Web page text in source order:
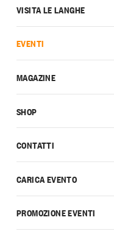
CONTATTI
CARICA EVENTO
PROMOZIONE EVENTI
VISITA LE LANGHE
EVENTI
MAGAZINE
SHOP